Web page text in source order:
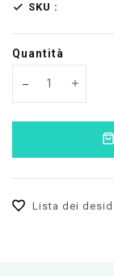
SKU :
Quantità
Translation
Lista dei